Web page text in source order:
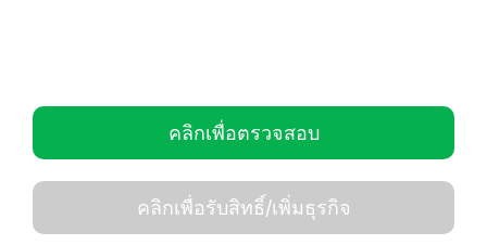
คลิกเพื่อตรวจสอบ
คลิกเพื่อรับสิทธิ์/เพิ่มธุรกิจ